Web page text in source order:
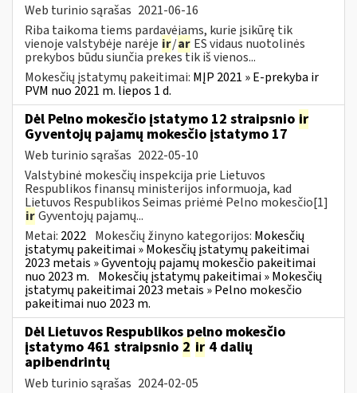
Web turinio sąrašas 2021-06-16
Riba taikoma tiems pardavėjams, kurie įsikūrę tik
vienoje valstybėje narėje ir/ar ES vidaus nuotolinės
prekybos būdu siunčia prekes tik iš vienos...
Mokesčių įstatymų pakeitimai: MĮP 2021 » E-prekyba ir
PVM nuo 2021 m. liepos 1 d.
Dėl Pelno mokesčio įstatymo 12 straipsnio ir
Gyventojų pajamų mokesčio įstatymo 17
Web turinio sąrašas 2022-05-10
Valstybinė mokesčių inspekcija prie Lietuvos
Respublikos finansų ministerijos informuoja, kad
Lietuvos Respublikos Seimas priėmė Pelno mokesčio[1]
irGyventojų pajamų...
Metai: 2022 Mokesčių žinyno kategorijos: Mokesčių
įstatymų pakeitimai » Mokesčių įstatymų pakeitimai
2023 metais » Gyventojų pajamų mokesčio pakeitimai
nuo 2023 m. Mokesčių įstatymų pakeitimai » Mokesčių
įstatymų pakeitimai 2023 metais » Pelno mokesčio
pakeitimai nuo 2023 m.
Dėl Lietuvos Respublikos pelno mokesčio
įstatymo 461 straipsnio 2 ir 4 dalių
apibendrintų
Web turinio sąrašas 2024-02-05